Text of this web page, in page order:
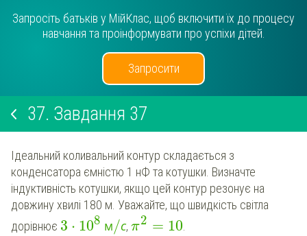
Запросіть батьків у МійКлас, щоб включити їх до процесу
навчання та проінформувати про успіхи дітей.
Запросити
37. Завдання 37
Ідеальний коливальний контур складається з
конденсатора ємністю 1 нФ та котушки. Визначте
індуктивність котушки, якщо цей контур резонує на
довжину хвилі 180 м. Уважайте, що швидкість світла
дорівнює 3 ⋅ 108 м/с, π2 = 10